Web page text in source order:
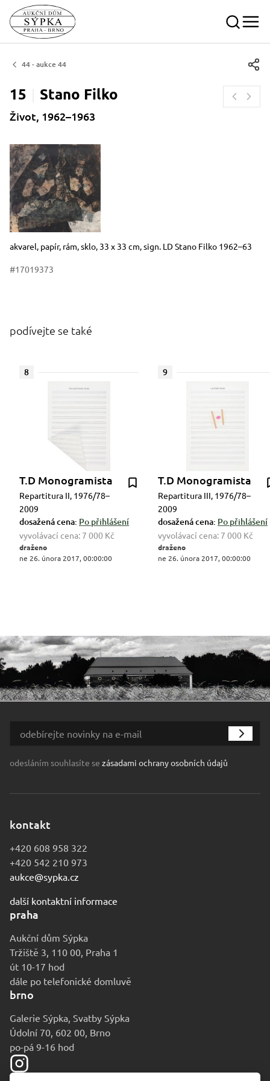
44 - aukce 44
15 Stano Filko
Život, 1962–1963
Rozměry
Stručný popis předmětu
akvarel, papír, rám, sklo, 33 x 33 cm, sign. LD Stano Filko 1962–63
#17019373
podívejte se také
8
T.D Monogramista
Repartitura II, 1976/78–
2009
dosažená cena: Po přihlášení
vyvolávací cena: 7 000 Kč
draženo
ne 26. února 2017, 00:00:00
9
T.D Monogramista
Repartitura III, 1976/78–
2009
dosažená cena: Po přihlášení
vyvolávací cena: 7 000 Kč
draženo
ne 26. února 2017, 00:00:00
odesláním souhlasíte se zásadami ochrany osobních údajů
kontakt
+420 608 958 322
+420 542 210 973
aukce@sypka.cz
další kontaktní informace
praha
Aukční dům Sýpka
Tržiště 3, 110 00, Praha 1
út 10-17 hod
dále po telefonické domluvě
brno
Galerie Sýpka, Svatby Sýpka
Údolní 70, 602 00, Brno
po-pá 9-16 hod